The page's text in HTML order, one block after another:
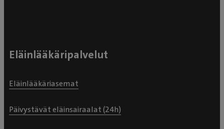
Eläinlääkäripalvelut
Eläinlääkäriasemat
Päivystävät eläinsairaalat (24h)